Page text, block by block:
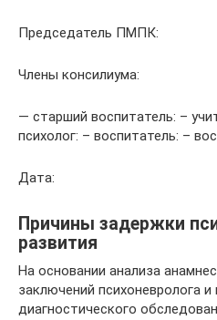
Председатель ПМПК:
Члены консилиума:
— старший воспитатель: –
психолог: – воспитатель: –
Дата:
Причины задержки
развития
На основании анализа
заключений психоневролога и
диагностического